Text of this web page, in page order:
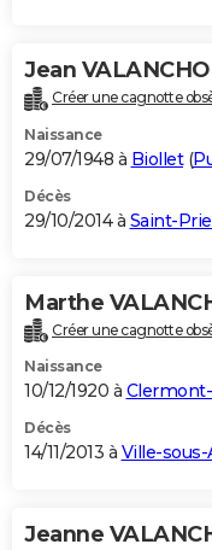
Jean
Créer une cagnotte
Naissance
29/07/1948 à Biollet(
Décès
29/10/2014 à Saint-
Marthe
Créer une cagnotte
Naissance
10/12/1920 à
Décès
14/11/2013 à Ville-sous-
Jeanne